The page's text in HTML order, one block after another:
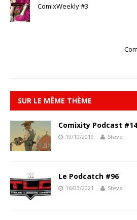
ComixWeekly #3
SUR LE MÊME THÈME
Comixity Podcast
19/10/2019 Steve
Le Podcatch #96
16/03/2021 Steve